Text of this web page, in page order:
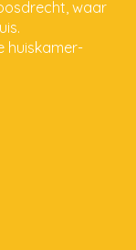
waar
huiskamer-